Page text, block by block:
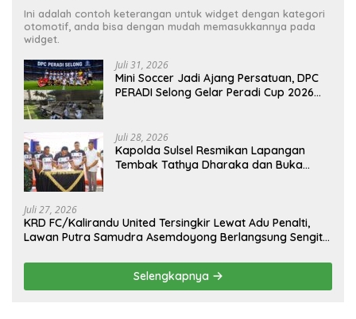
Ini adalah contoh keterangan untuk widget dengan kategori
otomotif, anda bisa dengan mudah memasukkannya pada
widget.
Juli 31, 2026
Mini Soccer Jadi Ajang Persatuan, DPC
PERADI Selong Gelar Peradi Cup 2026
Juli 28, 2026
Kapolda Sulsel Resmikan Lapangan
Tembak Tathya Dharaka dan Buka
Juli 27, 2026
KRD FC/Kalirandu United Tersingkir Lewat Adu Penalti,
Lawan Putra Samudra Asemdoyong Berlangsung Sengit
Selengkapnya